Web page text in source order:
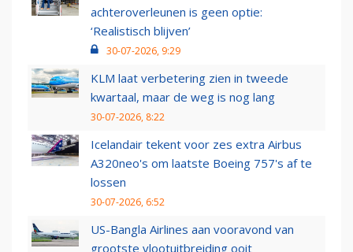
achteroverleunen is geen optie:
‘Realistisch blijven’
30-07-2026, 9:29
KLM laat verbetering zien in tweede
kwartaal, maar de weg is nog lang
30-07-2026, 8:22
Icelandair tekent voor zes extra Airbus
A320neo's om laatste Boeing 757's af te
lossen
30-07-2026, 6:52
US-Bangla Airlines aan vooravond van
grootste vlootuitbreiding ooit